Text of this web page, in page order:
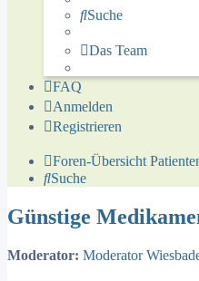
Suche
Das Team
FAQ
Anmelden
Registrieren
Foren-Übersicht
Suche
Günstige
Moderator: Moderator